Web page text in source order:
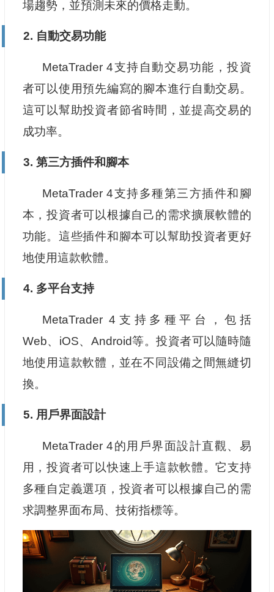
場趨勢，並預測未來的價格走動。
2. 自動交易功能
MetaTrader 4支持自動交易功能，投資
者可以使用預先編寫的腳本進行自動交易。
這可以幫助投資者節省時間，並提高交易的
成功率。
3. 第三方插件和腳本
MetaTrader 4支持多種第三方插件和腳
本，投資者可以根據自己的需求擴展軟體的
功能。這些插件和腳本可以幫助投資者更好
地使用這款軟體。
4. 多平台支持
MetaTrader 4支持多種平台，包括
Web、iOS、Android等。投資者可以隨時隨
地使用這款軟體，並在不同設備之間無縫切
換。
5. 用戶界面設計
MetaTrader 4的用戶界面設計直觀、易
用，投資者可以快速上手這款軟體。它支持
多種自定義選項，投資者可以根據自己的需
求調整界面布局、技術指標等。